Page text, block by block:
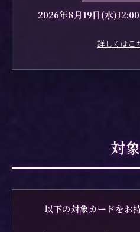
2026年8月19日(水
詳しくはこ
対
以下の対象カードをお